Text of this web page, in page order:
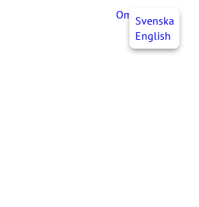
OmaJHLSvenska
English